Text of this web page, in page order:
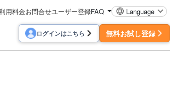
用料金お問合せユーザー登録FAQ Language
ログインはこちら 無料お試し登録